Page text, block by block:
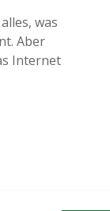
was
Aber
Internet